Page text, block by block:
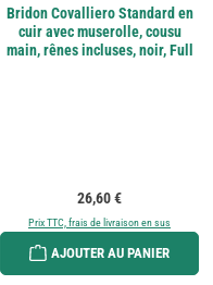
Bridon Covalliero Standard en
cuir avec muserolle, cousu
main, rênes incluses, noir, Full
Prix régulier :
26,60 €
Prix TTC, frais de livraison en sus
AJOUTER AU PANIER